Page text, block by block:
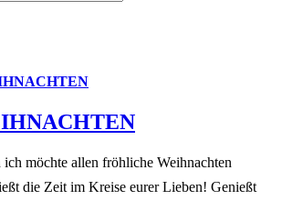
möchte allen fröhliche Weihnachten
die Zeit im Kreise eurer Lieben! Genießt